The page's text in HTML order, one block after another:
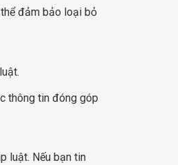
đảm bảo loại bỏ
thông tin đóng góp
luật. Nếu bạn tin